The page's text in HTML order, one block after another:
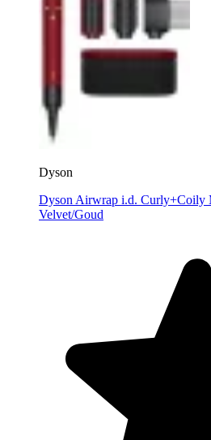
Dyson
Dyson Airwrap i.d. Curly+Coily
Velvet/Goud